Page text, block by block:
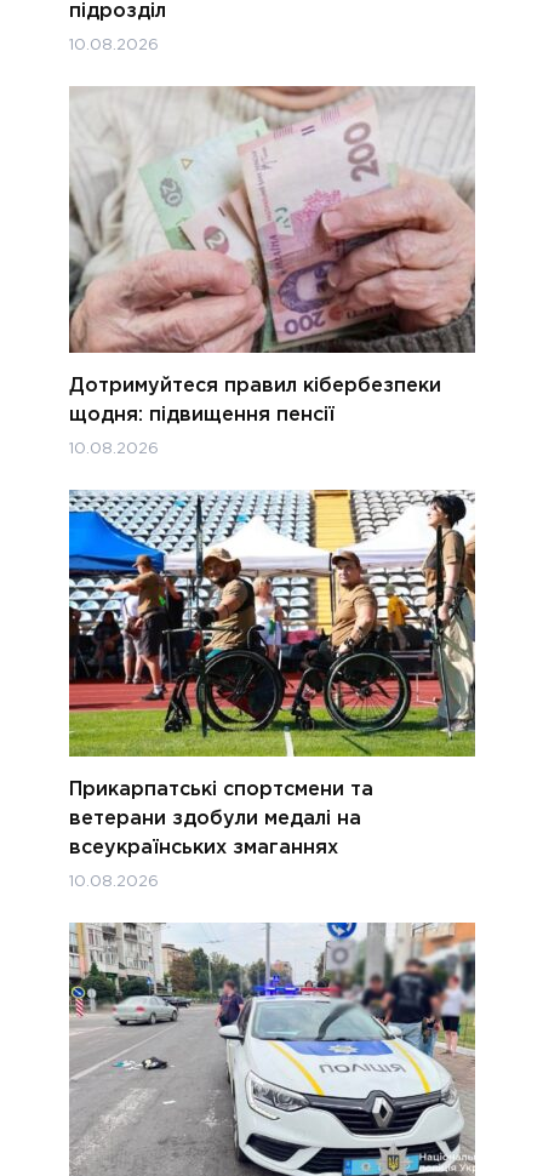
підрозділ
10.08.2026
Дотримуйтеся правил кібербезпеки
щодня: підвищення пенсії
10.08.2026
Прикарпатські спортсмени та
ветерани здобули медалі на
всеукраїнських змаганнях
10.08.2026